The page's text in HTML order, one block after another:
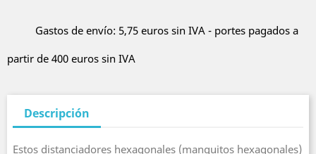
Gastos de envío: 5,75 euros sin IVA - portes pagados a
partir de 400 euros sin IVA
Descripción
Estos distanciadores hexagonales (manguitos hexagonales)